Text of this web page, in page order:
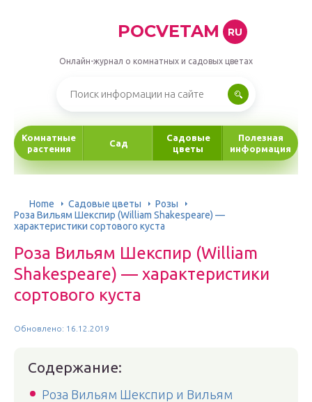
POCVETAM RU
Онлайн-журнал о комнатных и садовых цветах
Комнатные
растения
Сад
Садовые
цветы
Полезная
информация
Home Садовые цветы
Розы
Роза Вильям Шекспир (William Shakespeare) —
характеристики сортового куста
Роза Вильям Шекспир (William
Shakespeare) — характеристики
сортового куста
Обновлено: 16.12.2019
Содержание:
Роза Вильям Шекспир и Вильям